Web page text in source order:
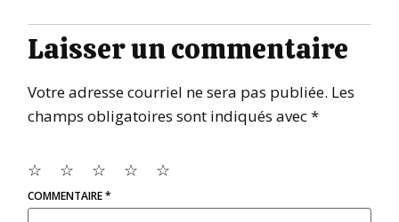
Laisser un commentaire
Votre adresse courriel ne sera pas publiée. Les
champs obligatoires sont indiqués avec*
☆
☆
☆
☆
☆
COMMENTAIRE*